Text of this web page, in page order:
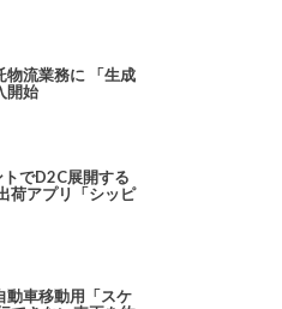
物流業務に 「生成
開始
トでD2C展開する
荷アプリ「シッピ
動車移動用「スケ